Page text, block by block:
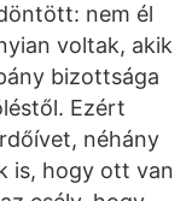
nem él
voltak, akik
bizottsága
Ezért
néhány
is, hogy ott van